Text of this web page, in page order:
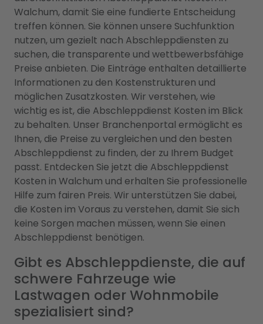
Walchum, damit Sie eine fundierte Entscheidung
treffen können. Sie können unsere Suchfunktion
nutzen, um gezielt nach Abschleppdiensten zu
suchen, die transparente und wettbewerbsfähige
Preise anbieten. Die Einträge enthalten detaillierte
Informationen zu den Kostenstrukturen und
möglichen Zusatzkosten. Wir verstehen, wie
wichtig es ist, die Abschleppdienst Kosten im Blick
zu behalten. Unser Branchenportal ermöglicht es
Ihnen, die Preise zu vergleichen und den besten
Abschleppdienst zu finden, der zu Ihrem Budget
passt. Entdecken Sie jetzt die Abschleppdienst
Kosten in Walchum und erhalten Sie professionelle
Hilfe zum fairen Preis. Wir unterstützen Sie dabei,
die Kosten im Voraus zu verstehen, damit Sie sich
keine Sorgen machen müssen, wenn Sie einen
Abschleppdienst benötigen.
Gibt es Abschleppdienste, die auf
schwere Fahrzeuge wie
Lastwagen oder Wohnmobile
spezialisiert sind?